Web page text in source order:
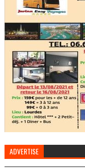
ADVERTISE